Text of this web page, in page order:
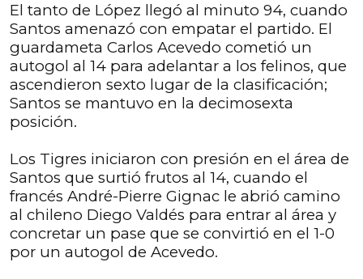
El tanto de López llegó al minuto 94, cuando
Santos amenazó con empatar el partido. El
guardameta Carlos Acevedo cometió un
autogol al 14 para adelantar a los felinos, que
ascendieron sexto lugar de la clasificación;
Santos se mantuvo en la decimosexta
posición.
Los Tigres iniciaron con presión en el área de
Santos que surtió frutos al 14, cuando el
francés André-Pierre Gignac le abrió camino
al chileno Diego Valdés para entrar al área y
concretar un pase que se convirtió en el 1-0
por un autogol de Acevedo.